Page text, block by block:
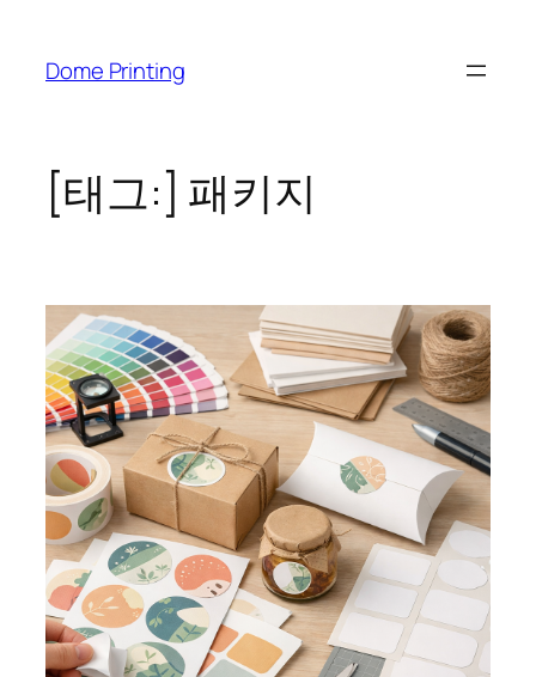
Dome Printing
[태그:] 패키지